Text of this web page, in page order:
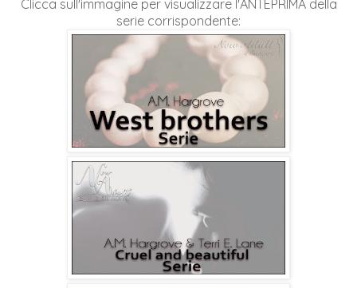
Clicca sull'immagine per visualizzare l'ANTEPRIMA della
serie corrispondente: